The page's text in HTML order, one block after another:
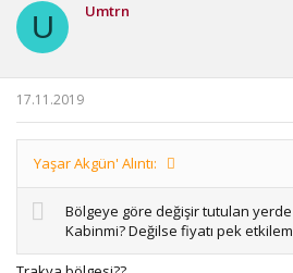
U Umtrn
17.11.2019
Yaşar Akgün' Alıntı:
Bölgeye göre değişir tutulan
Kabinmi? Değilse fiyatı pek